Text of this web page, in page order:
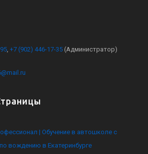
+7 (902) 446-17-35 (Администратор)
| Обучение в автошколе с
вождению в Екатеринбурге